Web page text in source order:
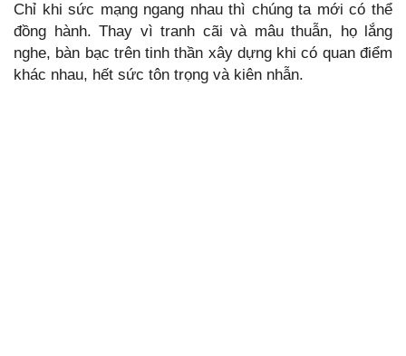
Chỉ khi sức mạng ngang nhau thì chúng ta mới có thể
đồng hành. Thay vì tranh cãi và mâu thuẫn, họ lắng
nghe, bàn bạc trên tinh thần xây dựng khi có quan điểm
khác nhau, hết sức tôn trọng và kiên nhẫn.